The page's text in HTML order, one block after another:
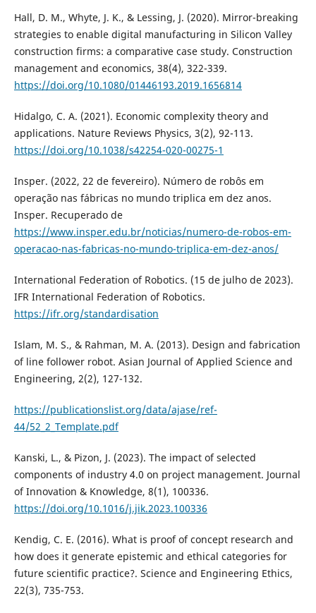
Hall, D. M., Whyte, J. K., & Lessing, J. (2020). Mirror-breaking
strategies to enable digital manufacturing in Silicon Valley
construction firms: a comparative case study. Construction
management and economics, 38(4), 322-339.
https://doi.org/10.1080/01446193.2019.1656814
Hidalgo, C. A. (2021). Economic complexity theory and
applications. Nature Reviews Physics, 3(2), 92-113.
https://doi.org/10.1038/s42254-020-00275-1
Insper. (2022, 22 de fevereiro). Número de robôs em
operação nas fábricas no mundo triplica em dez anos.
Insper. Recuperado de
https://www.insper.edu.br/noticias/numero-de-robos-em-
operacao-nas-fabricas-no-mundo-triplica-em-dez-anos/
International Federation of Robotics. (15 de julho de 2023).
IFR International Federation of Robotics.
https://ifr.org/standardisation
Islam, M. S., & Rahman, M. A. (2013). Design and fabrication
of line follower robot. Asian Journal of Applied Science and
Engineering, 2(2), 127-132.
https://publicationslist.org/data/ajase/ref-
44/52_2_Template.pdf
Kanski, L., & Pizon, J. (2023). The impact of selected
components of industry 4.0 on project management. Journal
of Innovation & Knowledge, 8(1), 100336.
https://doi.org/10.1016/j.jik.2023.100336
Kendig, C. E. (2016). What is proof of concept research and
how does it generate epistemic and ethical categories for
future scientific practice?. Science and Engineering Ethics,
22(3), 735-753.